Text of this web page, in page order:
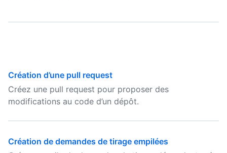
Création d’une pull request
Créez une pull request pour proposer des
modifications au code d’un dépôt.
Création de demandes de tirage empilées